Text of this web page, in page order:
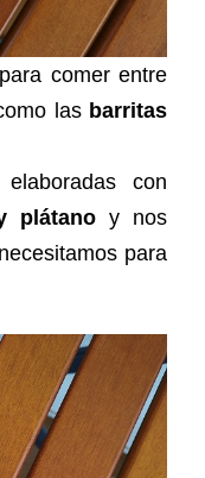
comer entre
las barritas
con
plátanoy nos
para